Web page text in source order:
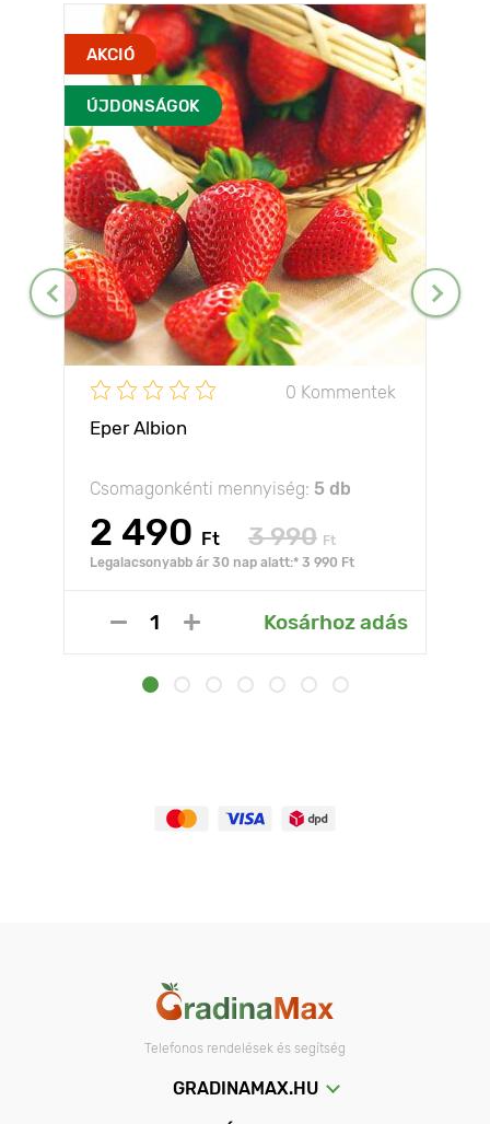
AKCIÓ
ÚJDONSÁGOK
0 Kommentek
Eper Albion
Csomagonkénti mennyiség: 5 db
2 490 Ft 3 990 Ft
Legalacsonyabb ár 30 nap alatt:* 3 990 Ft
Kosárhoz adás
Telefonos rendelések és segítség
GRADINAMAX.HU